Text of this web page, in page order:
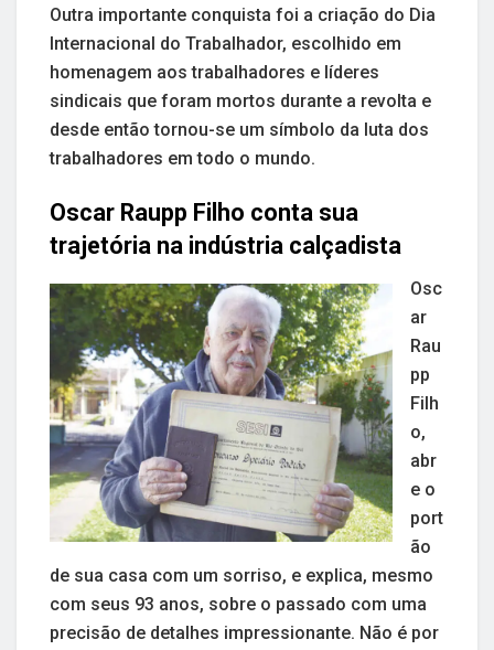
Outra importante conquista foi a criação do Dia
Internacional do Trabalhador, escolhido em
homenagem aos trabalhadores e líderes
sindicais que foram mortos durante a revolta e
desde então tornou-se um símbolo da luta dos
trabalhadores em todo o mundo.
Oscar Raupp Filho conta sua
trajetória na indústria calçadista
Osc
ar
Rau
pp
Filh
o,
abr
e o
port
ão
de sua casa com um sorriso, e explica, mesmo
com seus 93 anos, sobre o passado com uma
precisão de detalhes impressionante. Não é por